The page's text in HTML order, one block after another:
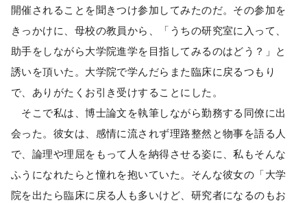
開催されることを聞きつけ参加してみたのだ。その参加を
きっかけに、母校の教員から、「うちの研究室に入って、
助手をしながら大学院進学を目指してみるのはどう？」と
誘いを頂いた。大学院で学んだらまた臨床に戻るつもり
で、ありがたくお引き受けすることにした。
そこで私は、博士論文を執筆しながら勤務する同僚に出
会った。彼女は、感情に流されず理路整然と物事を語る人
で、論理や理屈をもって人を納得させる姿に、私もそんな
ふうになれたらと憧れを抱いていた。そんな彼女の「大学
院を出たら臨床に戻る人も多いけど、研究者になるのもお